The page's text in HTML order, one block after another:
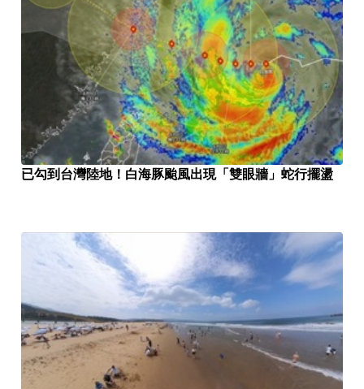
已勾到台灣陸地！白海豚颱風出現「雙眼牆」蛇行擺盪